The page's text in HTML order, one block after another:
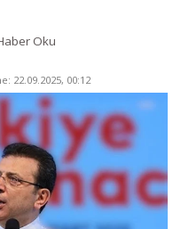
Oku
22.09.2025, 00:12